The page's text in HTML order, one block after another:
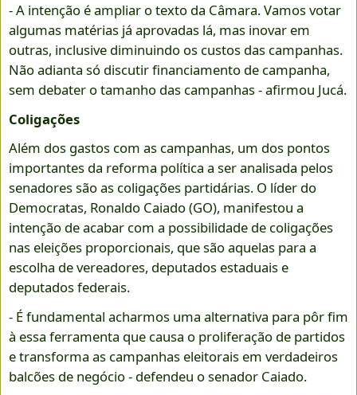
- A intenção é ampliar o texto da Câmara. Vamos votar
algumas matérias já aprovadas lá, mas inovar em
outras, inclusive diminuindo os custos das campanhas.
Não adianta só discutir financiamento de campanha,
sem debater o tamanho das campanhas - afirmou Jucá.
Coligações
Além dos gastos com as campanhas, um dos pontos
importantes da reforma política a ser analisada pelos
senadores são as coligações partidárias. O líder do
Democratas, Ronaldo Caiado (GO), manifestou a
intenção de acabar com a possibilidade de coligações
nas eleições proporcionais, que são aquelas para a
escolha de vereadores, deputados estaduais e
deputados federais.
- É fundamental acharmos uma alternativa para pôr fim
à essa ferramenta que causa o proliferação de partidos
e transforma as campanhas eleitorais em verdadeiros
balcões de negócio - defendeu o senador Caiado.